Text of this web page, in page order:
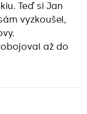
Teď si Jan
vyzkoušel,
až do